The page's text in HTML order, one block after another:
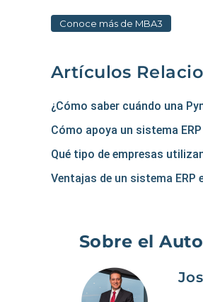
Conoce más de MBA3
Artículos
¿Cómo saber cuándo una
Cómo apoya un sistema
Qué tipo de empresas
Ventajas de un sistema ERP
Sobre el